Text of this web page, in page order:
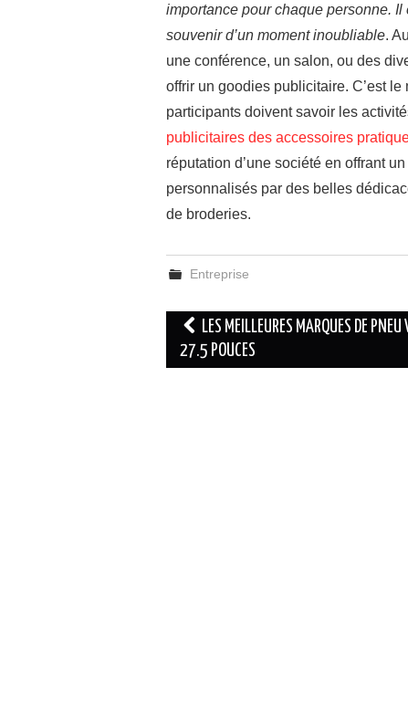
importance pour chaque personne.
souvenir d’un moment inoubliable.
une conférence, un salon, ou des
offrir un goodies publicitaire. C’est
participants doivent savoir les
publicitaires des accessoires
réputation d’une société en offrant
personnalisés par des belles
de broderies.
Entreprise
Navigation
des
LES MEILLEURES MARQUES DE PNEU
27.5 POUCES